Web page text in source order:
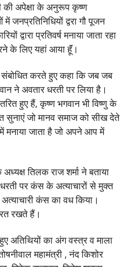
की अपेक्षा के अनुरूप कृष्ण
जनप्रतिनिधियों द्वरा गौ पूजन
द्वारा प्रतिवर्ष मनाया जाता रहा
के लिए यहां आया हूॅं।
संबोधित करते हुए कहा कि जब जब
ने अवतार धरती पर लिया है।
हुए हैं, कृष्ण भगवान भी विष्णु के
सुनाएं जो मानव समाज को सीख देते
मनाया जाता है जो अपने आप में
तिलक राज शर्मा ने बताया
पर कंस के अत्याचारों से मुक्त
कंस का वध किया।
रखते हैं।
अतिथियों का अंग वस्त्र व माला
महामंत्री , नंद किशोर